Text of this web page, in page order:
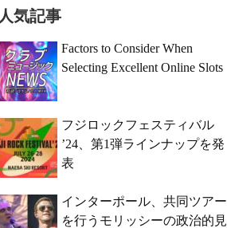
人気記事
Factors to Consider When
Selecting Excellent Online Slots
フジロックフェスティバル
’24、第1弾ラインナップを発
表
インターポール、共同ツアー
を行うモリッシーの政治的見